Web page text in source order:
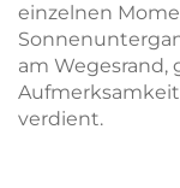
einzelnen
am
verdient.